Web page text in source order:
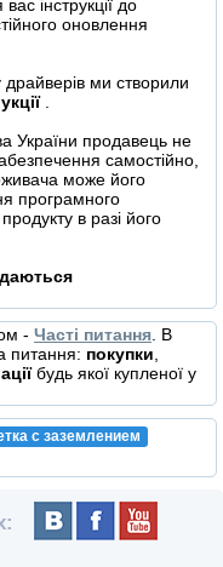
інструкції до
оновлення
драйверів ми створили
України продавець не
самостійно,
може його
програмного
в разі його
- Часті питання . В
питання: покупки
будь якої купленої у
с заземлением